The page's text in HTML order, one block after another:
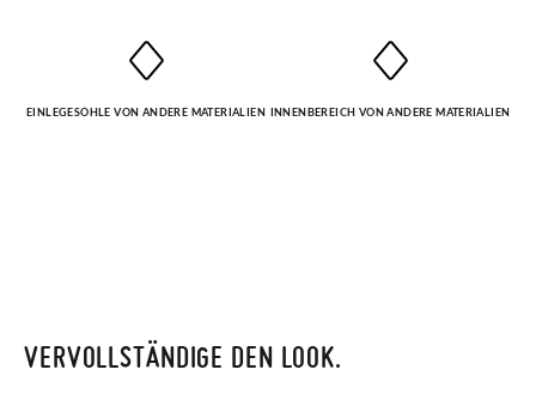
EINLEGESOHLE VON ANDERE MATERIALIEN INNENBEREICH VON ANDERE MATERIALIEN
VERVOLLSTÄNDIGE DEN LOOK.